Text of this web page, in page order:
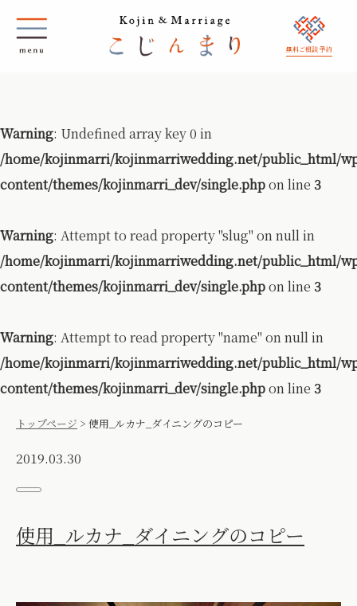
無料ご相談 予約
Warning: Undefined array key 0 in
/home/kojinmarri/kojinmarriwedding.net/public_html/
content/themes/kojinmarri_dev/single.phpon line 3
Warning: Attempt to read property "slug" on null in
/home/kojinmarri/kojinmarriwedding.net/public_html/
content/themes/kojinmarri_dev/single.phpon line 3
Warning: Attempt to read property "name" on null in
/home/kojinmarri/kojinmarriwedding.net/public_html/
content/themes/kojinmarri_dev/single.phpon line 3
トップページ > 使用_ルカナ_ダイニングのコピー
2019.03.30
使用_ルカナ_ダイニングのコピー